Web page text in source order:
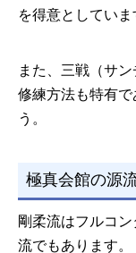
を得意としていま
また、三戦（サ
修練方法も特有
う。
極真会館の源
剛柔流はフルコ
流でもあります。